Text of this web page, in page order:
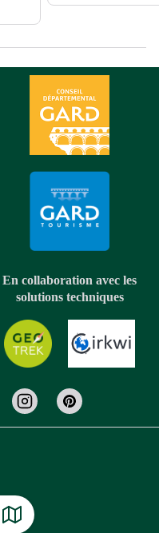
En collaboration avec les
solutions techniques